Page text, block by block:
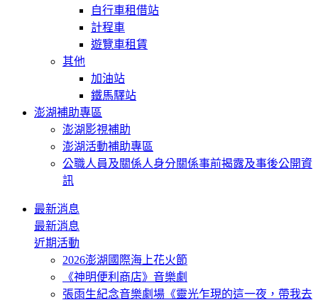
自行車租借站
計程車
遊覽車租賃
其他
加油站
鐵馬驛站
澎湖補助專區
澎湖影視補助
澎湖活動補助專區
公職人員及關係人身分關係事前揭露及事後公開資
訊
最新消息
最新消息
近期活動
2026澎湖國際海上花火節
《神明便利商店》音樂劇
張雨生紀念音樂劇場《靈光乍現的這一夜，帶我去